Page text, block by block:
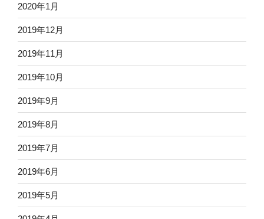
2020年1月
2019年12月
2019年11月
2019年10月
2019年9月
2019年8月
2019年7月
2019年6月
2019年5月